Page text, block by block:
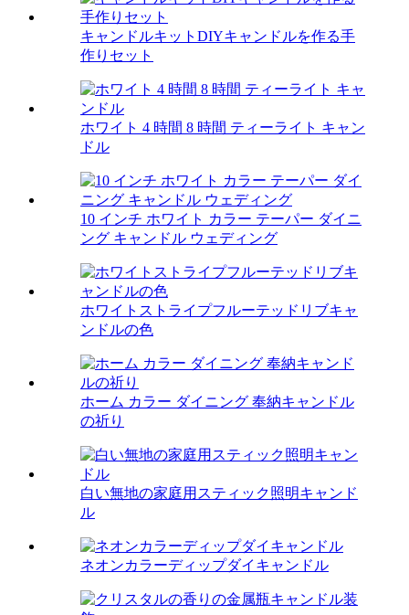
キャンドルキットDIYキャンドルを作る手
作りセット
ホワイト 4 時間 8 時間 ティーライト キャン
ドル
10 インチ ホワイト カラー テーパー ダイニ
ング キャンドル ウェディング
ホワイトストライプフルーテッドリブキャ
ンドルの色
ホーム カラー ダイニング 奉納キャンドル
の祈り
白い無地の家庭用スティック照明キャンド
ル
ネオンカラーディップダイキャンドル